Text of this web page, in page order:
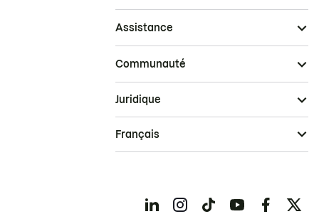
Assistance
Communauté
Juridique
Français